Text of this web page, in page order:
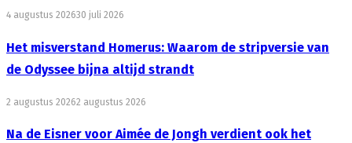
4 augustus 202630 juli 2026
Het misverstand Homerus: Waarom de stripversie van
de Odyssee bijna altijd strandt
2 augustus 20262 augustus 2026
Na de Eisner voor Aimée de Jongh verdient ook het